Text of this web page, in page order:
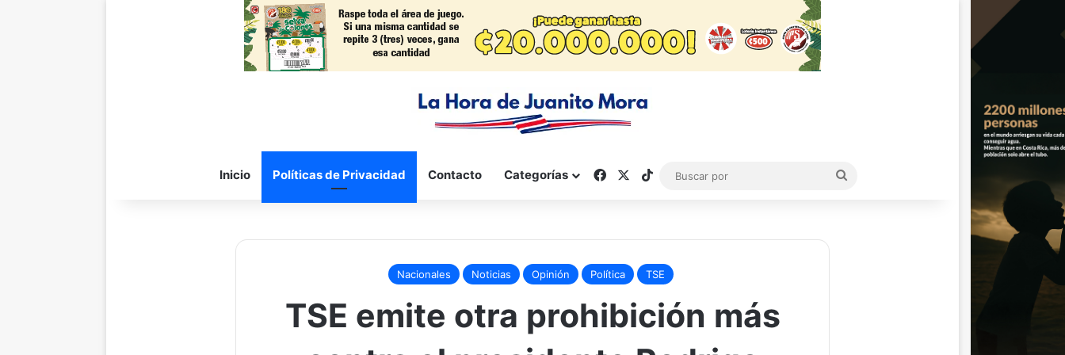
Inicio Políticas de Privacidad Contacto Categorías FacebookTikTok
Nacionales Noticias Opinión Política TSE
TSE emite otra prohibición más